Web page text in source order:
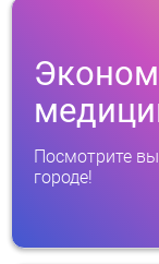
Посмотрите
городе!